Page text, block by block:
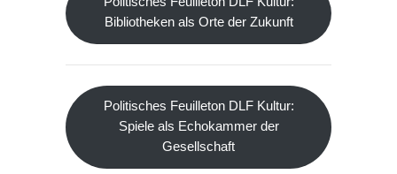
Bibliotheken als Orte der Zukunft
Politisches Feuilleton DLF Kultur:
Spiele als Echokammer der
Gesellschaft